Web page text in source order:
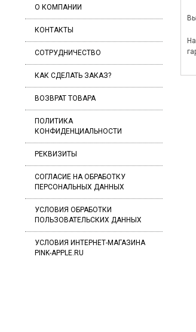
О КОМПАНИИ
КОНТАКТЫ
СОТРУДНИЧЕСТВО
КАК СДЕЛАТЬ ЗАКАЗ?
ВОЗВРАТ ТОВАРА
ПОЛИТИКА
КОНФИДЕНЦИАЛЬНОСТИ
РЕКВИЗИТЫ
СОГЛАСИЕ ​НА ОБРАБОТКУ
ПЕРСОНАЛЬНЫХ ДАННЫХ
УСЛОВИЯ ОБРАБОТКИ
ПОЛЬЗОВАТЕЛЬСКИХ ДАННЫХ
УСЛОВИЯ ИНТЕРНЕТ-МАГАЗИНА
PINK-APPLE.RU
Высота от 55 до 67 см
Кашпо METALL ВЫСОКИЙ